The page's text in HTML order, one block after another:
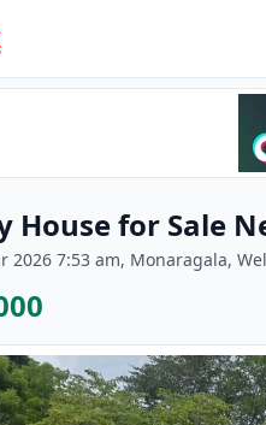
House for Sale
2026 7:53 am, Monaragala,